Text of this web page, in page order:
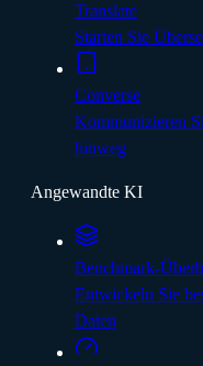
Translate
Starten Sie
Converse
Kommunizieren
hinweg
Angewandte KI
Benchmark-
Entwickeln Sie
Daten